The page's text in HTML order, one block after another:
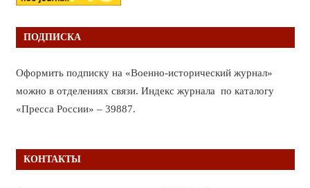
ПОДПИСКА
Оформить подписку на «Военно-исторический журнал»
можно в отделениях связи. Индекс журнала по каталогу
«Пресса России» – 39887.
КОНТАКТЫ